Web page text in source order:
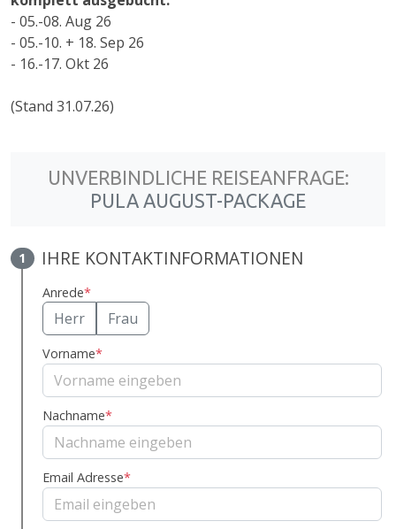
- 05.-08. Aug 26
- 05.-10. + 18. Sep 26
- 16.-17. Okt 26
(Stand 31.07.26)
UNVERBINDLICHE REISEANFRAGE:
PULA AUGUST-PACKAGE
1 IHRE KONTAKTINFORMATIONEN
Anrede*
Herr Frau
Vorname*
Nachname*
Email Adresse*